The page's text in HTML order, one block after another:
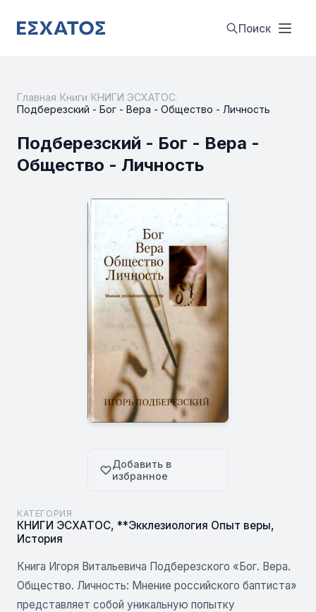
Поиск
Главная Книги КНИГИ ЭСХАТОС
Подберезский - Бог - Вера - Общество - Личность
Подберезский - Бог - Вера -
Общество - Личность
Добавить в
избранное
КАТЕГОРИЯ
КНИГИ ЭСХАТОС, **Экклезиология Опыт веры,
История
Книга Игоря Витальевича Подберезского «Бог. Вера.
Общество. Личность: Мнение российского баптиста»
представляет собой уникальную попытку